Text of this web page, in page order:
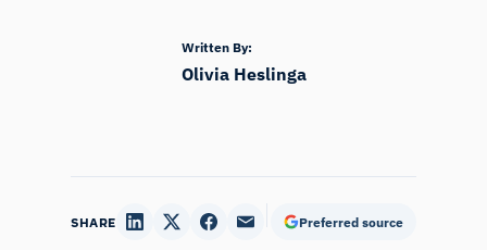
Written By:
Olivia Heslinga
SHARE Preferred source